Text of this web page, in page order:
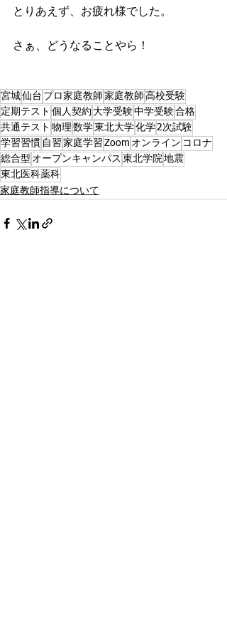
とりあえず、お疲れ様でした。
さぁ、どうなることやら！
宮城仙台 プロ家庭教師 家庭教師 高校受験
定期テスト 個人契約 大学受験中学受験合格
共通テスト 物理 数学 東北大学化学2次試験
学習習慣 自習 家庭学習 Zoom オンライン コロナ
総合型 オープンキャンパス 東北学院地震
東北医科薬科
家庭教師指導について